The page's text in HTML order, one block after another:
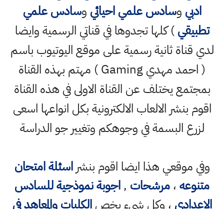
ادبي وسادس علمي احيائي وسادس علمي
تطبيقي) كلها تجدوها في قناتي الرسمية وايضا
لدي قناة ثانية رسمية على موقع اليوتيوب باسم
( احمد مهدي Gaming ) مهتم بهذه القناة
بمجتمع يختلف عن القناة الاولى في هذه القناة
اقوم بنشر الالعاب الالكترونية بكل انواعها اسعى
لزرع البسمة في وجوهكم وتغيير جو الدراسة
وفي موقعي هذا ايضا اقوم بنشراسئلة امتحان
متنوعه،مرشحات ,اجوبة نموذجية للسادس
الاعدادي ، وكل شيء يخصالكليات والمعاهد في